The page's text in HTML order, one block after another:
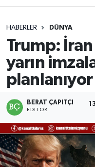
HABERLER DÜNYA
Trump:
yarın
planlanıyor
BERAT ÇAPITÇI
EDITÖR